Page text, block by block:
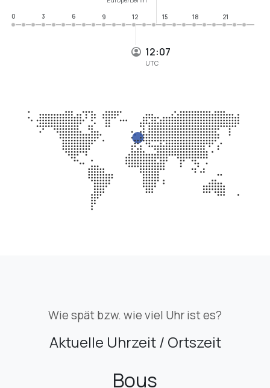
12:07
UTC
0
3 6 9 12 15 18 21
Wie spät bzw. wie viel Uhr ist es?
Aktuelle Uhrzeit / Ortszeit
Bous